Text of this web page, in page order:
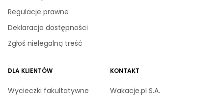
Regulacje prawne
Deklaracja dostępności
Zgłoś nielegalną treść
DLA KLIENTÓW
Wycieczki fakultatywne
KONTAKT
Wakacje.pl S.A.